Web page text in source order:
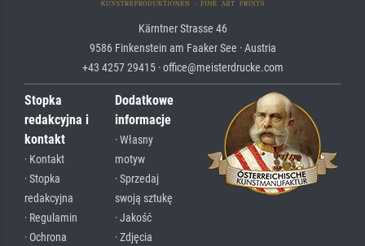
Kärntner Strasse 46
9586 Finkenstein am Faaker See · Austria
+43 4257 29415 · office@meisterdrucke.com
Stopka
redakcyjna i
kontakt
· Kontakt
· Stopka
redakcyjna
· Regulamin
· Ochrona
Dodatkowe
informacje
· Własny
motyw
· Sprzedaj
swoją sztukę
· Jakość
· Zdjęcia